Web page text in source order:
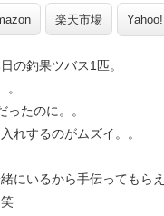
楽天市場 Yahoo!
の釣果ツバス1匹。
ったのに。。
れするのがムズイ。。
にいるから手伝ってもら